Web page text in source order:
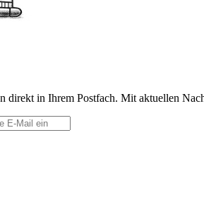
direkt in Ihrem Postfach. Mit aktuellen